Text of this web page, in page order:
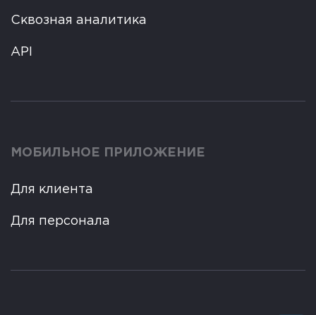
Сквозная аналитика
API
МОБИЛЬНОЕ ПРИЛОЖЕНИЕ
Для клиента
Для персонала